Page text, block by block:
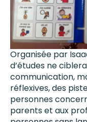
Organisée par
d’études ne
communication,
réflexives, des
personnes
parents et aux